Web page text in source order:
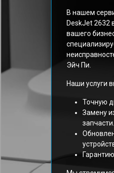
В нашем
DeskJet 2632
вашего
Эйч Пи.
Наши услуги
Точную
Замену
запчасти.